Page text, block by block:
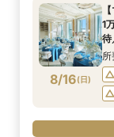
8/15(土)
8/15(土)
8/16(日)
1
待